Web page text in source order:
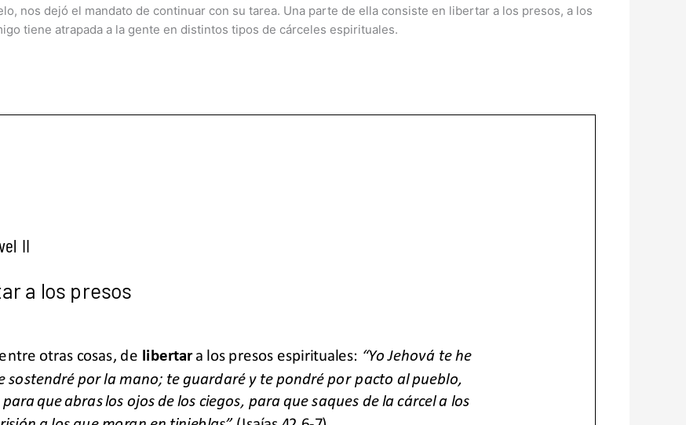
nos dejó el mandato de continuar con su tarea. Una parte de ella consiste en libertar a los presos, a los
tiene atrapada a la gente en distintos tipos de cárceles espirituales.